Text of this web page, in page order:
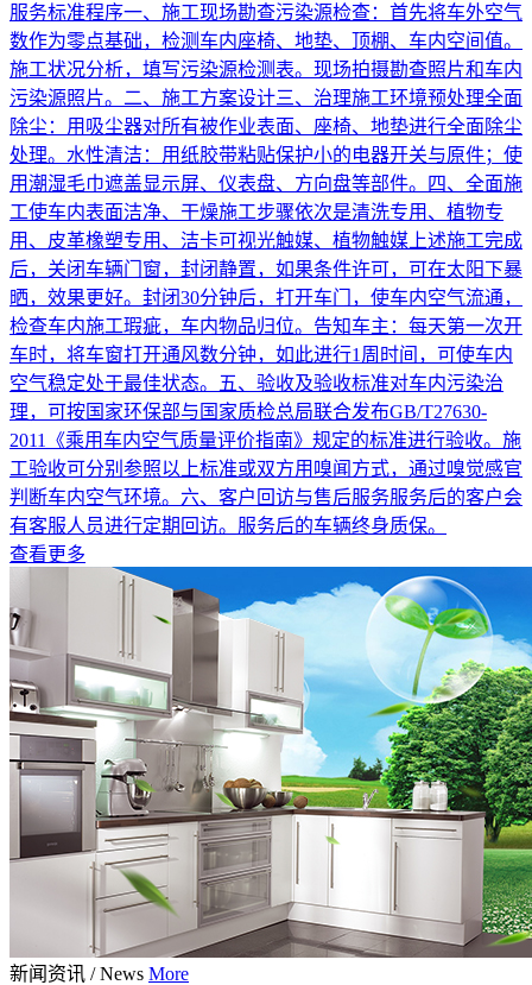
服务标准程序一、施工现场勘查污染源检查：首先将车外空气
数作为零点基础，检测车内座椅、地垫、顶棚、车内空间值。
施工状况分析，填写污染源检测表。现场拍摄勘查照片和车内
污染源照片。二、施工方案设计三、治理施工环境预处理全面
除尘：用吸尘器对所有被作业表面、座椅、地垫进行全面除尘
处理。水性清洁：用纸胶带粘贴保护小的电器开关与原件；使
用潮湿毛巾遮盖显示屏、仪表盘、方向盘等部件。四、全面施
工使车内表面洁净、干燥施工步骤依次是清洗专用、植物专
用、皮革橡塑专用、洁卡可视光触媒、植物触媒上述施工完成
后，关闭车辆门窗，封闭静置，如果条件许可，可在太阳下暴
晒，效果更好。封闭30分钟后，打开车门，使车内空气流通，
检查车内施工瑕疵，车内物品归位。告知车主：每天第一次开
车时，将车窗打开通风数分钟，如此进行1周时间，可使车内
空气稳定处于最佳状态。五、验收及验收标准对车内污染治
理，可按国家环保部与国家质检总局联合发布GB/T27630-
2011《乘用车内空气质量评价指南》规定的标准进行验收。施
工验收可分别参照以上标准或双方用嗅闻方式，通过嗅觉感官
判断车内空气环境。六、客户回访与售后服务服务后的客户会
有客服人员进行定期回访。服务后的车辆终身质保。
查看更多
新闻资讯 / News More